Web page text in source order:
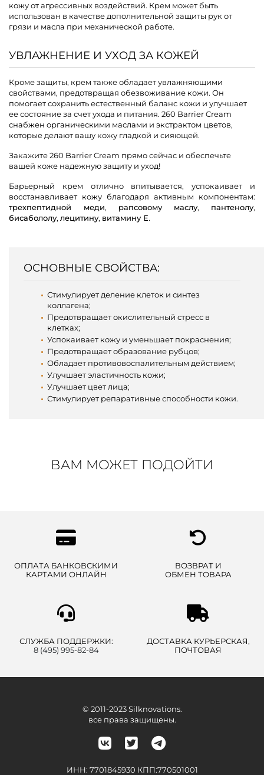
кожу от агрессивных воздействий. Крем может быть
использован в качестве дополнительной защиты рук от
грязи и масла при механической работе.
УВЛАЖНЕНИЕ И УХОД ЗА КОЖЕЙ
Кроме защиты, крем также обладает увлажняющими
свойствами, предотвращая обезвоживание кожи. Он
помогает сохранить естественный баланс кожи и улучшает
ее состояние за счет ухода и питания. 260 Barrier Cream
снабжен органическими маслами и экстрактом цветов,
которые делают вашу кожу гладкой и сияющей.
Закажите 260 Barrier Cream прямо сейчас и обеспечьте
вашей коже надежную защиту и уход!
Барьерный крем отлично впитывается, успокаивает и
восстанавливает кожу благодаря активным компонентам:
трехпептидной меди, рапсовому маслу, пантенолу,
бисабололу, лецитину, витамину Е.
ОСНОВНЫЕ СВОЙСТВА:
Стимулирует деление клеток и синтез
коллагена;
Предотвращает окислительный стресс в
клетках;
Успокаивает кожу и уменьшает покраснения;
Предотвращает образование рубцов;
Обладает противовоспалительным действием;
Улучшает эластичность кожи;
Улучшает цвет лица;
Стимулирует репаративные способности кожи.
ВАМ МОЖЕТ ПОДОЙТИ
ОПЛАТА БАНКОВСКИМИ
КАРТАМИ ОНЛАЙН
ВОЗВРАТ И
ОБМЕН ТОВАРА
СЛУЖБА ПОДДЕРЖКИ:
8 (495) 995-82-84
ДОСТАВКА КУРЬЕРСКАЯ,
ПОЧТОВАЯ
© 2011-2023 Silknovations.
все права защищены.
ИНН: 7701845930 КПП:770501001